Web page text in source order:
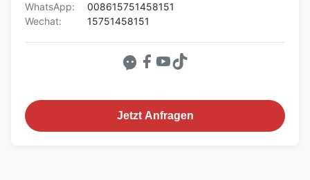
WhatsApp:
008615751458151
Wechat:
15751458151
Jetzt Anfragen